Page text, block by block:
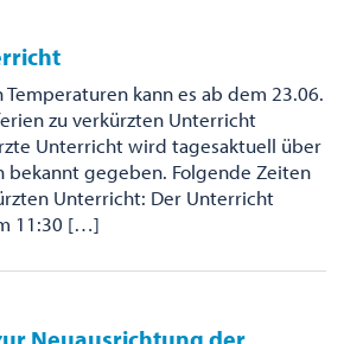
kann es ab dem 23.06.
zu verkürzten Unterricht
Unterricht wird tagesaktuell über
bekannt gegeben. Folgende Zeiten
Unterricht: Der Unterricht
11:30 […]